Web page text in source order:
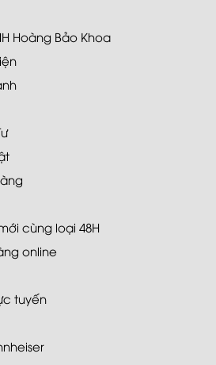
Hoàng Bảo Khoa
cùng loại 48H
online
tuyến